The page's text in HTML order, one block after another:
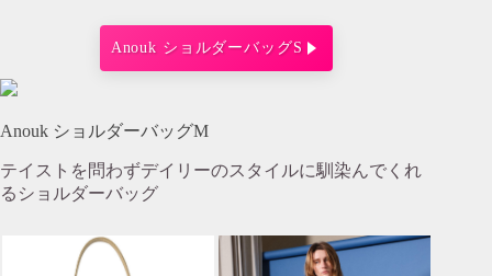
Anouk ショルダーバッグS
Anouk ショルダーバッグM
テイストを問わずデイリーのスタイルに馴染んでくれ
るショルダーバッグ